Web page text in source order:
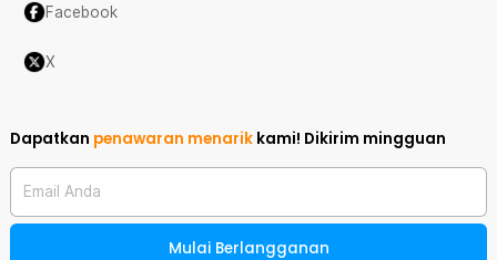
Facebook
X
Dapatkan penawaran menarik kami! Dikirim mingguan
Email Anda
Mulai Berlangganan